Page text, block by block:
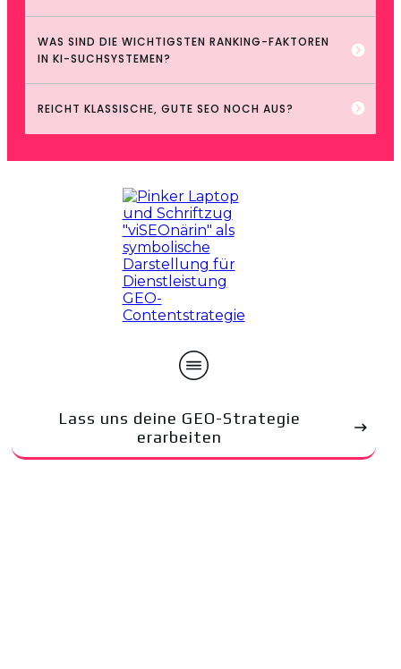
WAS SIND DIE WICHTIGSTEN RANKING-FAKTOREN
IN KI-SUCHSYSTEMEN?
REICHT KLASSISCHE, GUTE SEO NOCH AUS?
Lass uns deine GEO-Strategie
erarbeiten